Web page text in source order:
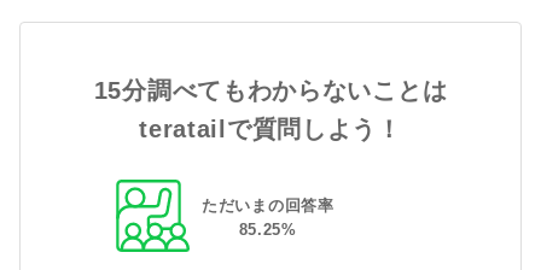
15分調べてもわからないことは
teratailで質問しよう！
ただいまの回答率
85.25%